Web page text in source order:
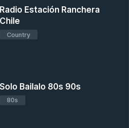
Radio Estación Ranchera
Chile
Country
Solo Bailalo 80s 90s
80s